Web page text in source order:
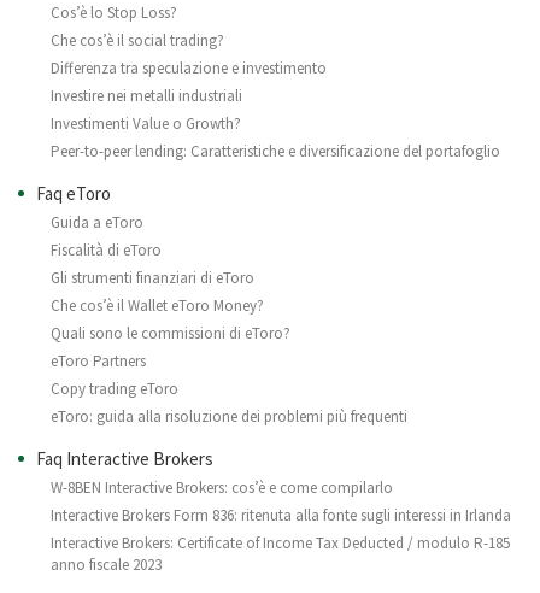
Cos’è lo Stop Loss?
Che cos’è il social trading?
Differenza tra speculazione e investimento
Investire nei metalli industriali
Investimenti Value o Growth?
Peer-to-peer lending: Caratteristiche e diversificazione del portafoglio
Faq eToro
Guida a eToro
Fiscalità di eToro
Gli strumenti finanziari di eToro
Che cos’è il Wallet eToro Money?
Quali sono le commissioni di eToro?
eToro Partners
Copy trading eToro
eToro: guida alla risoluzione dei problemi più frequenti
Faq Interactive Brokers
W-8BEN Interactive Brokers: cos’è e come compilarlo
Interactive Brokers Form 836: ritenuta alla fonte sugli interessi in Irlanda
Interactive Brokers: Certificate of Income Tax Deducted / modulo R-185
anno fiscale 2023